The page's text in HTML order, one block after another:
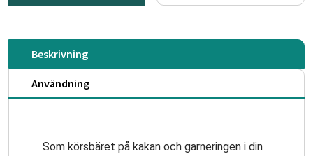
Beskrivning
Användning
Som körsbäret på kakan och garneringen i din